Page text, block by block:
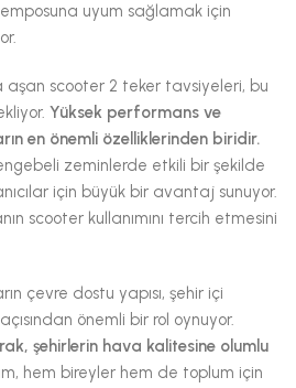
uyum sağlamak için
aşan scooter 2 teker tavsiyeleri, bu
Yüksek performans ve
en önemli özelliklerinden biridir.
zeminlerde etkili bir şekilde
için büyük bir avantaj sunuyor.
scooter kullanımını tercih etmesini
çevre dostu yapısı, şehir içi
önemli bir rol oynuyor.
şehirlerin hava kalitesine olumlu
hem bireyler hem de toplum için